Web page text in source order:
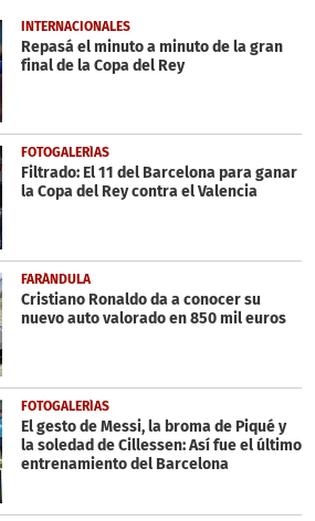
INTERNACIONALES
Repasá el minuto a minuto de la gran
final de la Copa del Rey
FOTOGALERÍAS
Filtrado: El 11 del Barcelona para ganar
la Copa del Rey contra el Valencia
FARÁNDULA
Cristiano Ronaldo da a conocer su
nuevo auto valorado en 850 mil euros
FOTOGALERÍAS
El gesto de Messi, la broma de Piqué y
la soledad de Cillessen: Así fue el último
entrenamiento del Barcelona